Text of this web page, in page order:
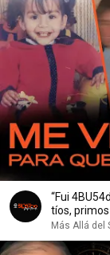
“Fui
tíos,
Más Allá del